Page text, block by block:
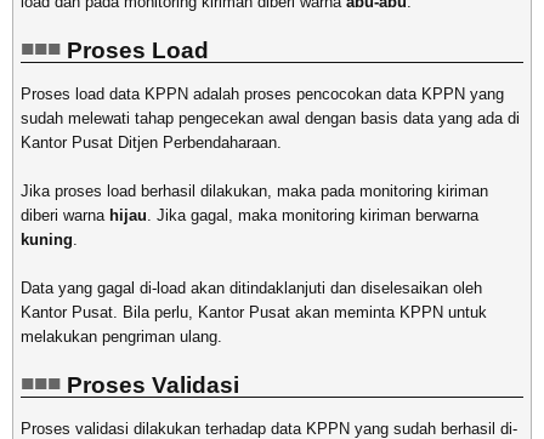
Proses Load
Proses load data KPPN adalah proses pencocokan data KPPN yang
sudah melewati tahap pengecekan awal dengan basis data yang ada di
Kantor Pusat Ditjen Perbendaharaan.
Jika proses load berhasil dilakukan, maka pada monitoring kiriman
diberi warna hijau. Jika gagal, maka monitoring kiriman berwarna
kuning.
Data yang gagal di-load akan ditindaklanjuti dan diselesaikan oleh
Kantor Pusat. Bila perlu, Kantor Pusat akan meminta KPPN untuk
melakukan pengriman ulang.
Proses Validasi
Proses validasi dilakukan terhadap data KPPN yang sudah berhasil di-